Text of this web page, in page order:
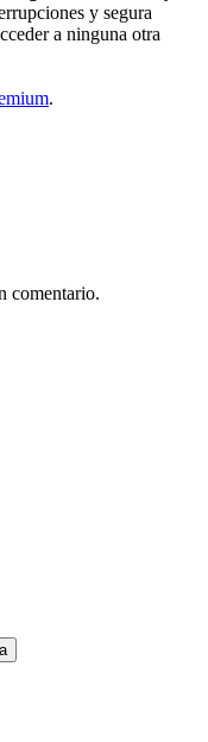
y segura
a ninguna otra
.
comentario.